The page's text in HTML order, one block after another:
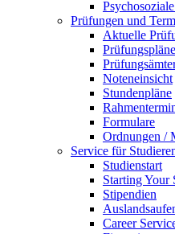
Prüfungen und
Aktuelle
Prüfungspläne
Noteneinsicht
Stundenpläne
Formulare
Ordnungen /
Service für
Studienstart
Starting Your
Stipendien
Career